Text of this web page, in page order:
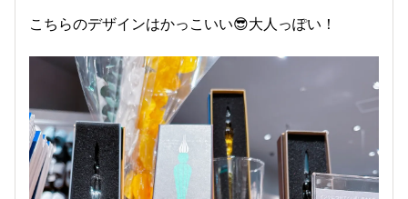
こちらのデザインはかっこいい😎大人っぽい！